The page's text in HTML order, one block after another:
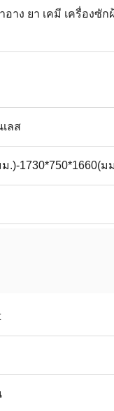
อาง ยา เคมี เครื่องซัก
ลส
.)-1730*750*1660(ม